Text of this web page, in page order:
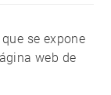
se expone
web de